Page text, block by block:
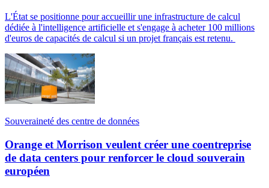
L'État se positionne pour accueillir une infrastructure de calcul
dédiée à l'intelligence artificielle et s'engage à acheter 100 millions
d'euros de capacités de calcul si un projet français est retenu.
Souveraineté des centre de données
Orange et Morrison veulent créer une coentreprise
de data centers pour renforcer le cloud souverain
européen